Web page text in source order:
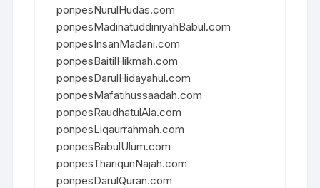
ponpesNurulHudas.com
ponpesMadinatuddiniyahBabul.com
ponpesInsanMadani.com
ponpesBaitilHikmah.com
ponpesDarulHidayahul.com
ponpesMafatihussaadah.com
ponpesRaudhatulAla.com
ponpesLiqaurrahmah.com
ponpesBabulUlum.com
ponpesThariqunNajah.com
ponpesDarulQuran.com